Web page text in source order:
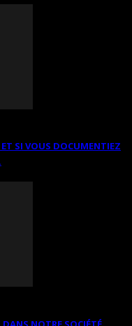
SI VOUS DOCUMENTIEZ